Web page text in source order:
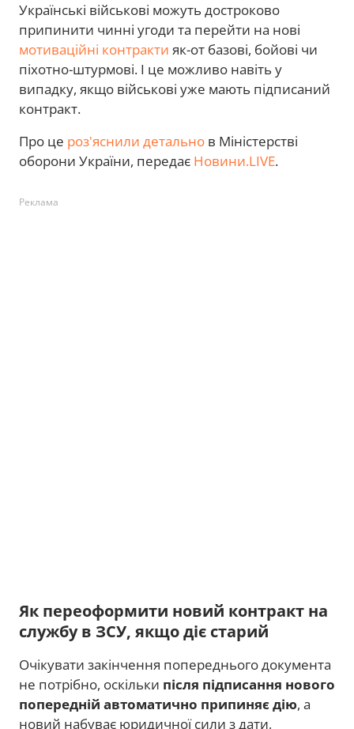
Українські військові можуть достроково
припинити чинні угоди та перейти на нові
мотиваційні контракти як-от базові, бойові чи
піхотно-штурмові. І це можливо навіть у
випадку, якщо військові уже мають підписаний
контракт.
Про це роз'яснили детально в Міністерстві
оборони України, передає Новини.LIVE.
Реклама
Як переоформити новий контракт на
службу в ЗСУ, якщо діє старий
Очікувати закінчення попереднього документа
не потрібно, оскільки після підписання нового
попередній автоматично припиняє дію, а
новий набуває юридичної сили з дати,